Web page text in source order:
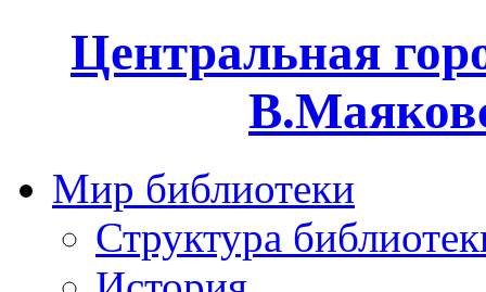
Центральная
Мир библиотеки
Структура